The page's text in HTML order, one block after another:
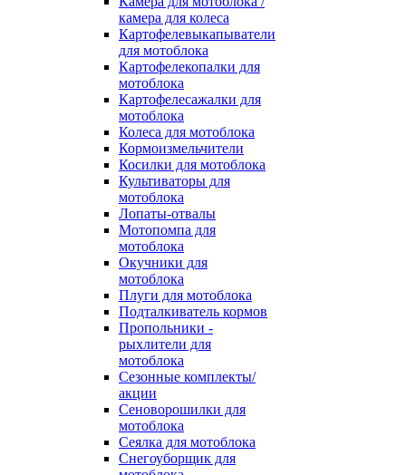
камера для колеса
Картофелевыкапыватели
для мотоблока
Картофелекопалки для
мотоблока
Картофелесажалки для
мотоблока
Колеса для мотоблока
Кормоизмельчители
Косилки для мотоблока
Культиваторы для
мотоблока
Лопаты-отвалы
Мотопомпа для
мотоблока
Окучники для
мотоблока
Плуги для мотоблока
Подталкиватель кормов
Пропольники -
рыхлители для
мотоблока
Сезонные комплекты/
акции
Сеноворошилки для
мотоблока
Сеялка для мотоблока
Снегоуборщик для